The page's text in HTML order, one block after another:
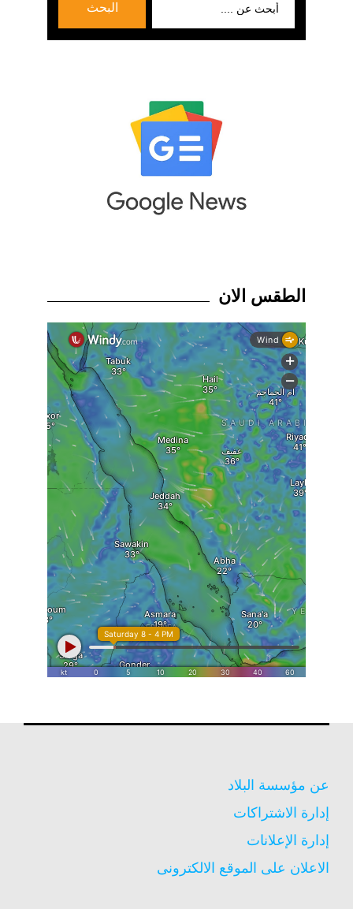
البحث
الطقس الان
عن مؤسسة البلاد
إدارة الاشتراكات
إدارة الإعلانات
الاعلان على الموقع الالكترونى